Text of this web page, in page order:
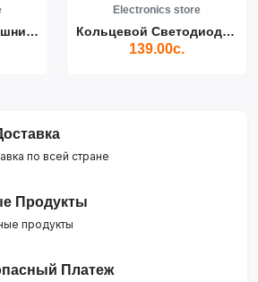
Беспроводные Наушники Air...
Electronics store
Кольцевой Светодиодный Св...
139.00с.
по всей стране
Продукты
продукты
Платеж